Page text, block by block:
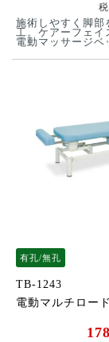
施術しやすく脚部
工。ケアーフェイ
電動マッサージベ
有孔/無孔
TB-1243
電動マルチロード